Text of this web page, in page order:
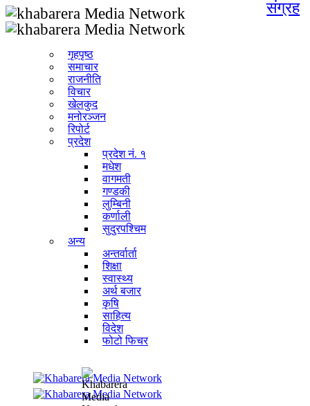
गृहपृष्ठ
समाचार
राजनीति
विचार
खेलकुद
मनोरञ्जन
रिपोर्ट
प्रदेश
प्रदेश नं. १
मधेश
वागमती
गण्डकी
लुम्बिनी
कर्णाली
सुदुरपश्चिम
अन्य
अन्तर्वार्ता
शिक्षा
स्वास्थ्य
अर्थ बजार
कृषि
साहित्य
विदेश
फोटो फिचर
संग्रह